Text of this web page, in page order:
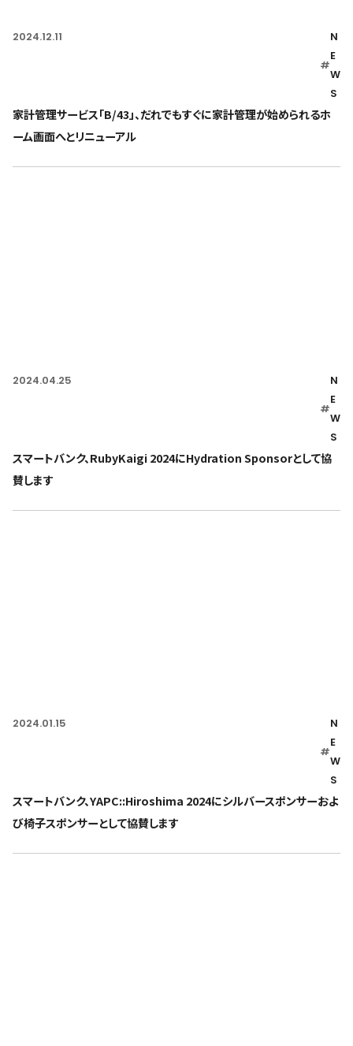
2024.12.11
#
N
E
W
S
家計管理サービス「B/43」、だれでもすぐに家計管理が始められるホ
ーム画面へとリニューアル
2024.04.25
#
N
E
W
S
スマートバンク、RubyKaigi 2024にHydration Sponsorとして協
賛します
2024.01.15
#
N
E
W
S
スマートバンク、YAPC::Hiroshima 2024にシルバースポンサーおよ
び椅子スポンサーとして協賛します